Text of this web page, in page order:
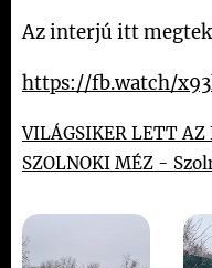
Az interjú itt
https://fb.watch/
VILÁGSIKER LETT AZ
SZOLNOKI MÉZ -